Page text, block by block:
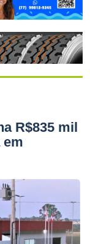
R$835 mil
em